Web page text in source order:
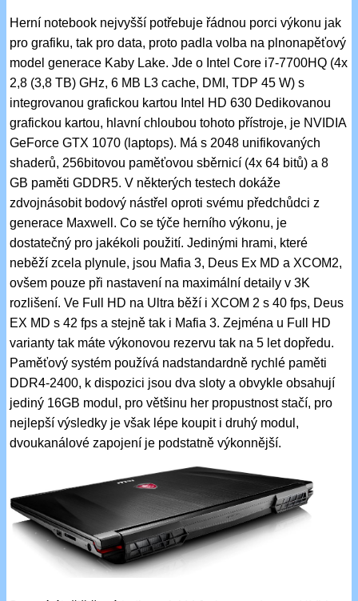
Herní notebook nejvyšší potřebuje řádnou porci výkonu jak
pro grafiku, tak pro data, proto padla volba na plnonapěťový
model generace Kaby Lake. Jde o Intel Core i7-7700HQ (4x
2,8 (3,8 TB) GHz, 6 MB L3 cache, DMI, TDP 45 W) s
integrovanou grafickou kartou Intel HD 630 Dedikovanou
grafickou kartou, hlavní chloubou tohoto přístroje, je NVIDIA
GeForce GTX 1070 (laptops). Má s 2048 unifikovaných
shaderů, 256bitovou paměťovou sběrnicí (4x 64 bitů) a 8
GB paměti GDDR5. V některých testech dokáže
zdvojnásobit bodový nástřel oproti svému předchůdci z
generace Maxwell. Co se týče herního výkonu, je
dostatečný pro jakékoli použití. Jedinými hrami, které
neběží zcela plynule, jsou Mafia 3, Deus Ex MD a XCOM2,
ovšem pouze při nastavení na maximální detaily v 3K
rozlišení. Ve Full HD na Ultra běží i XCOM 2 s 40 fps, Deus
EX MD s 42 fps a stejně tak i Mafia 3. Zejména u Full HD
varianty tak máte výkonovou rezervu tak na 5 let dopředu.
Paměťový systém používá nadstandardně rychlé paměti
DDR4-2400, k dispozici jsou dva sloty a obvykle obsahují
jediný 16GB modul, pro většinu her propustnost stačí, pro
nejlepší výsledky je však lépe koupit i druhý modul,
dvoukanálové zapojení je podstatně výkonnější.